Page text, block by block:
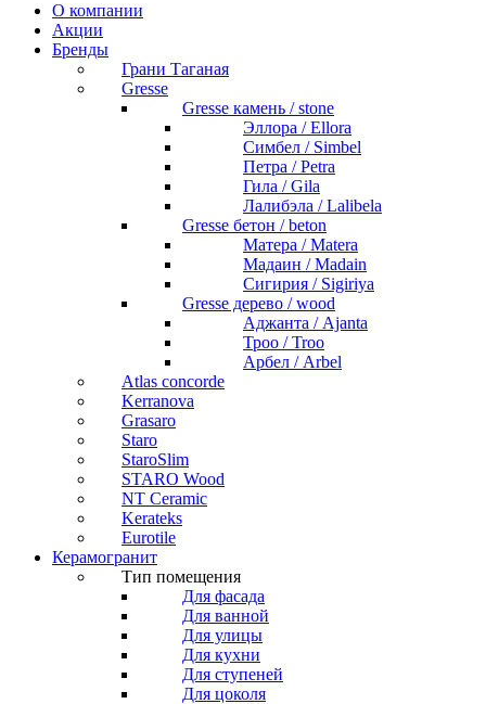
О компании
Акции
Бренды
Грани Таганая
Gresse
Gresse камень / stone
Эллора / Ellora
Симбел / Simbel
Петра / Petra
Гила / Gila
Лалибэла / Lalibela
Gresse бетон / beton
Матера / Matera
Мадаин / Madain
Сигирия / Sigiriya
Gresse дерево / wood
Аджанта / Ajanta
Троо / Troo
Арбел / Arbel
Atlas concorde
Kerranova
Grasaro
Staro
StaroSlim
STARO Wood
NT Ceramic
Kerateks
Eurotile
Керамогранит
Тип помещения
Для фасада
Для ванной
Для улицы
Для кухни
Для ступеней
Для цоколя